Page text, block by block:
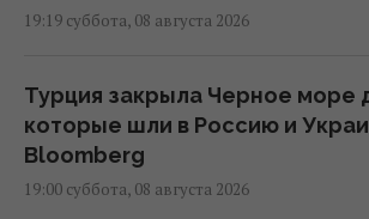
19:19 суббота, 08 августа 2026
Турция закрыла Черное море
которые шли в Россию и
Bloomberg
19:00 суббота, 08 августа 2026